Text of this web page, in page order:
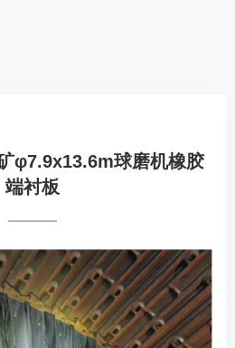
φ7.9x13.6m球磨机橡胶
端衬板